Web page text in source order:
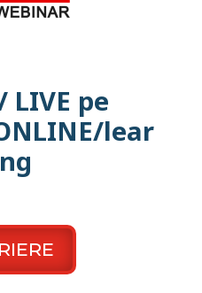
LIVE pe
lear